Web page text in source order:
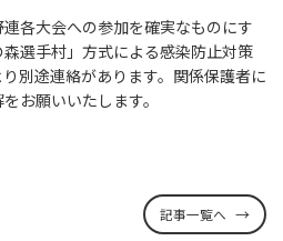
各大会への参加を確実なものにす
選手村」方式による感染防止対策
別途連絡があります。関係保護者に
お願いいたします。
記事一覧へ